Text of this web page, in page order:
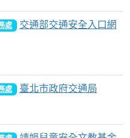
處
交通部交通安全入口網
處
臺北市政府交通局